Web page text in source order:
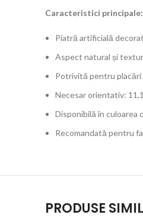
Caracteristici principale:
Piatră artificială
Aspect natural și
Potrivită pentru
Necesar orientativ:
Disponibilă în culoarea
Recomandată pentru
PRODUSE